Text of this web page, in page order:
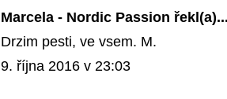
Marcela - Nordic Passion
Drzim pesti, ve vsem. M.
9. října 2016 v 23:03